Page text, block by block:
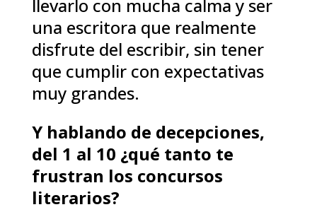
llevarlo con mucha calma y ser
una escritora que realmente
disfrute del escribir, sin tener
que cumplir con expectativas
muy grandes.
Y hablando de decepciones,
del 1 al 10 ¿qué tanto te
frustran los concursos
literarios?